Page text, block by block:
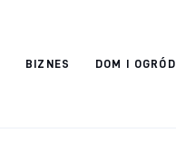
BIZNES DOM I OGRÓD